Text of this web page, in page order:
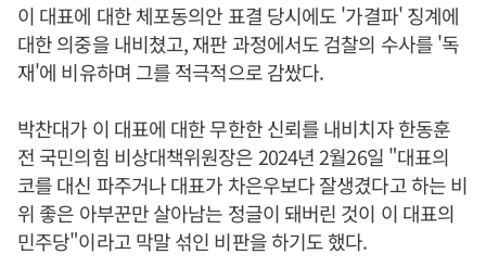
이 대표에 대한 체포동의안 표결 당시에도 '가결파' 징계에
대한 의중을 내비쳤고, 재판 과정에서도 검찰의 수사를 '독
재'에 비유하며 그를 적극적으로 감쌌다.
박찬대가 이 대표에 대한 무한한 신뢰를 내비치자 한동훈
전 국민의힘 비상대책위원장은 2024년 2월26일 "대표의
코를 대신 파주거나 대표가 차은우보다 잘생겼다고 하는 비
위 좋은 아부꾼만 살아남는 정글이 돼버린 것이 이 대표의
민주당"이라고 막말 섞인 비판을 하기도 했다.